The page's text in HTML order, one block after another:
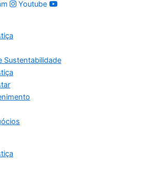
Youtube
Sustentabilidade